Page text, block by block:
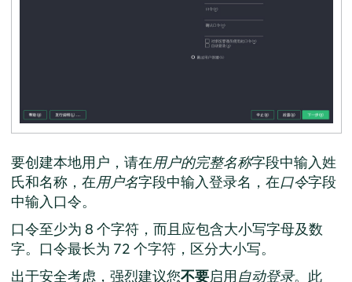
要创建本地用户，请在用户的完整名称字段中输入姓
氏和名称，在用户名字段中输入登录名，在口令字段
中输入口令。
口令至少为 8 个字符，而且应包含大小写字母及数
字。口令最长为 72 个字符，区分大小写。
出于安全考虑，强烈建议您不要启用自动登录。此